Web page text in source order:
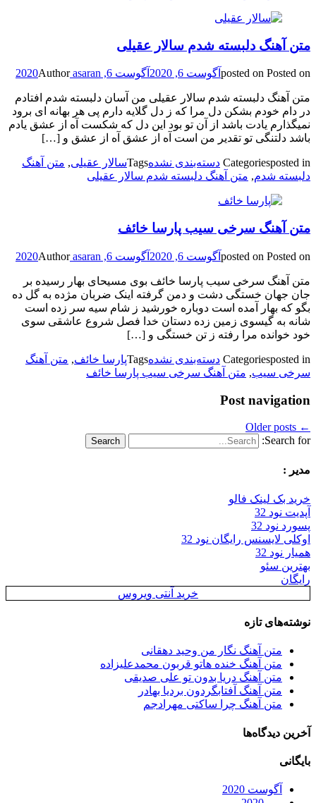
متن آهنگ دلبسته شدم سالار عقیلی
posted on Posted on آگوست 6, 2020 آگوست 6, 2020 Authorasaran
متن آهنگ دلبسته شدم سالار عقیلی من آسان دلبسته شدم افتادم
در دام خودم بشکن دل مرا که ز دل گلایه دارم پی هر بهانه ای برود
نمیگذارم یادت باشد از آن تو بود این دل که شکست آه از عشق یادم
باشد دلتنگی تو تقدیر من است آه از عشق آه از عشق و […]
Categoriesposted in دسته‌بندی نشدهTagsسالار عقیلی, متن آهنگ
دلبسته شدم, متن آهنگ دلبسته شدم سالار عقیلی
متن آهنگ سرخی سیب پارسا خائف
posted on Posted on آگوست 6, 2020 آگوست 6, 2020 Authorasaran
متن آهنگ سرخی سیب پارسا خائف بوی مسیحای بهار رسیده بر
جان جهان خستگی دشت و دمن گرفته اینک ضربان مژده به گل ده
بگو که بهار آمده است دوباره خورشید ز شام سیه سر زده است
شانه به گیسوی زمین زده دستان خدا فصل شروع عاشقی سوی
خود خوانده مرا رفته ز تن خستگی و […]
Categoriesposted in دسته‌بندی نشدهTagsپارسا خائف, متن آهنگ
سرخی سیب, متن آهنگ سرخی سیب پارسا خائف
Post navigation
←
Search for:
مدیر :
خرید بک لینک فالو
آپدیت نود 32
پسورد نود 32
اوکلی لایسنس رایگان نود 32
همیار نود 32
بهترین سئو
رایگان
خرید آنتی ویروس
نوشته‌های تازه
متن آهنگ نگار من وحید دهقانی
متن آهنگ خنده هاتو قربون محمدعلیزاده
متن آهنگ دریا بدون تو علی صدیقی
متن آهنگ آفتابگردون بردیا بهادر
متن آهنگ چرا ساکتی مهرادجم
آخرین دیدگاه‌ها
بایگانی
آگوست 2020